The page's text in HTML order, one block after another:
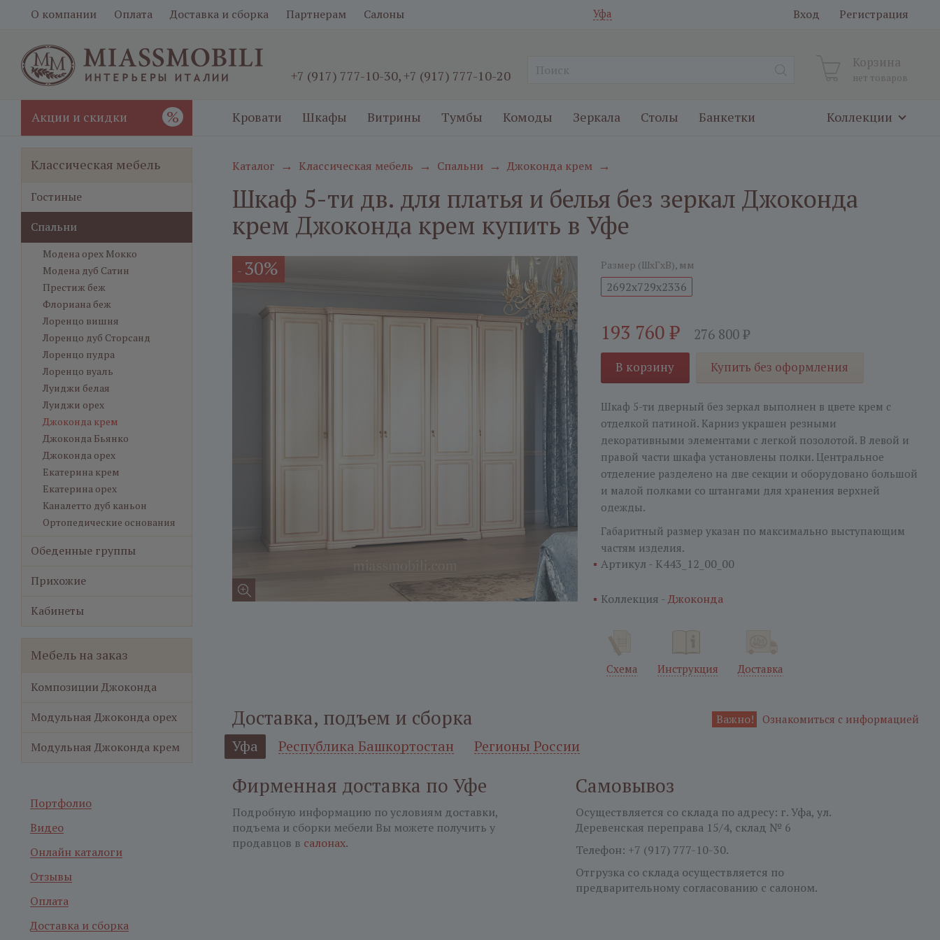
О компании Оплата Доставка и сборка Партнерам Салоны Уфа Вход Регистрация
+7 (917) 777-10-30,+7 (917) 777-10-20
Корзина
нет товаров
Акции и скидки % Кровати Шкафы Витрины Тумбы Комоды Зеркала Столы Банкетки Коллекции
Каталог → Классическая мебель → Спальни → Джоконда крем →
Шкаф 5-ти дв. для платья и белья без зеркал Джоконда
крем Джоконда крем купить в Уфе
- 30% Размер (ШxГxВ), мм
2692x729x2336
193 760₽ 276 800₽
В корзину Купить без оформления
Шкаф 5-ти дверный без зеркал выполнен в цвете крем с
отделкой патиной. Карниз украшен резными
декоративными элементами с легкой позолотой. В левой и
правой части шкафа установлены полки. Центральное
отделение разделено на две секции и оборудовано большой
и малой полками со штангами для хранения верхней
одежды.
Габаритный размер указан по максимально выступающим
частям изделия.
Артикул - K443_12_00_00
Коллекция -Джоконда
Схема Инструкция Доставка
Доставка, подъем и сборка Важно! Ознакомиться с информацией
Уфа Республика Башкортостан Регионы России
Фирменная доставка по Уфе
Подробную информацию по условиям доставки,
подъема и сборки мебели Вы можете получить у
продавцов в салонах.
Самовывоз
Осуществляется со склада по адресу: г. Уфа, ул.
Деревенская переправа 15/4, склад № 6
Телефон: +7 (917) 777-10-30.
Отгрузка со склада осуществляется по
предварительному согласованию с салоном.
Классическая мебель
Гостиные
Спальни
Модена орех Мокко
Модена дуб Сатин
Престиж беж
Флориана беж
Лоренцо вишня
Лоренцо дуб Сторсанд
Лоренцо пудра
Лоренцо вуаль
Луиджи белая
Луиджи орех
Джоконда крем
Джоконда Бьянко
Джоконда орех
Екатерина крем
Екатерина орех
Каналетто дуб каньон
Ортопедические основания
Обеденные группы
Прихожие
Кабинеты
Мебель на заказ
Композиции Джоконда
Модульная Джоконда орех
Модульная Джоконда крем
Портфолио
Видео
Онлайн каталоги
Отзывы
Оплата
Доставка и сборка